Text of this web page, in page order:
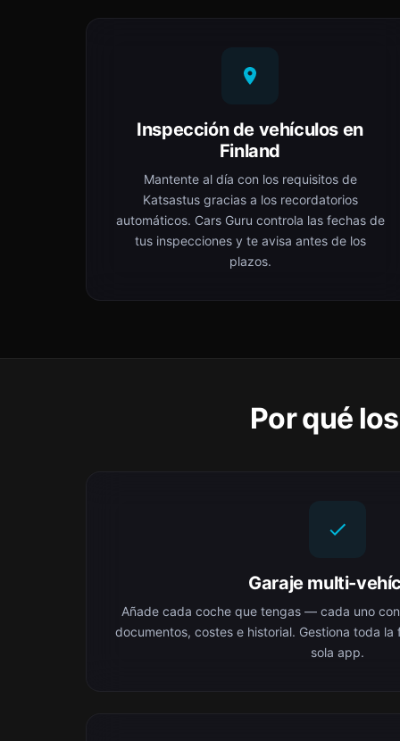
Inspección de vehículos en
Finland
Mantente al día con los requisitos de
Katsastus gracias a los recordatorios
automáticos. Cars Guru controla las fechas de
tus inspecciones y te avisa antes de los
plazos.
Por qué
Garaje multi-
Añade cada coche que tengas — cada uno
documentos, costes e historial. Gestiona toda
sola app.